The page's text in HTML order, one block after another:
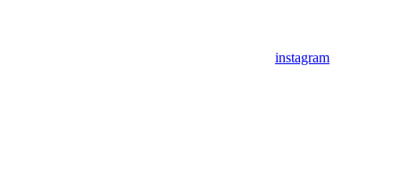
instagram